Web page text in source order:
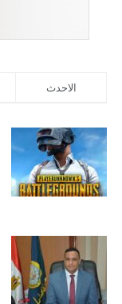
الاحدث